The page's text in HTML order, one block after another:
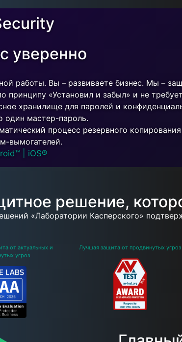
уверенно
работы. Вы – развиваете бизнес. Мы –
принципу «Установил и забыл» и не
хранилище для паролей и
один мастер-пароль.
процесс резервного
вымогателей.
| iOS®
решение,
«Лаборатории Касперского»
от актуальных и
угроз
Лучшая защита от продвинутых угроз